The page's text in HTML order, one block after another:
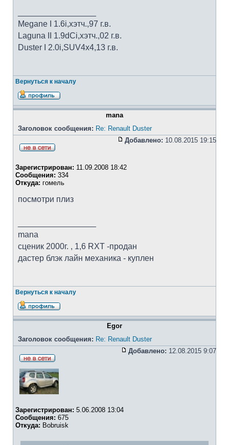
Megane I 1.6i,хэтч.,97 г.в.
Laguna II 1.9dCi,хэтч.,02 г.в.
Duster I 2.0i,SUV4x4,13 г.в.
Вернуться к началу
mana
Заголовок сообщения: Re: Renault Duster
Добавлено: 10.08.2015 19:15
Зарегистрирован: 11.09.2008 18:42
Сообщения: 334
Откуда: гомель
посмотри плиз
mana
cценик 2000г. , 1,6 RXT -продан
дастер блэк лайн механика - куплен
Вернуться к началу
Egor
Заголовок сообщения: Re: Renault Duster
Добавлено: 12.08.2015 9:07
Зарегистрирован: 5.06.2008 13:04
Сообщения: 675
Откуда: Bobruisk